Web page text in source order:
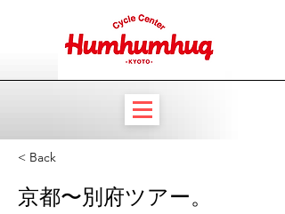
< Back
京都〜別府ツアー。